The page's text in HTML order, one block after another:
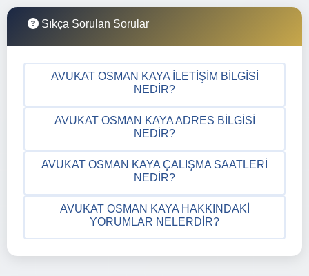
Sıkça Sorulan Sorular
AVUKAT OSMAN KAYA İLETIŞIM BILGISI
NEDIR?
AVUKAT OSMAN KAYA ADRES BILGISI
NEDIR?
AVUKAT OSMAN KAYA ÇALIŞMA SAATLERI
NEDIR?
AVUKAT OSMAN KAYA HAKKINDAKI
YORUMLAR NELERDIR?